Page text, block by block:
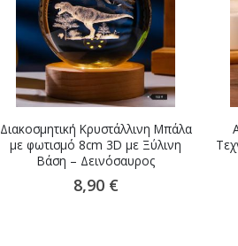
Διακοσμητική Κρυστάλλινη Μπάλα
με φωτισμό 8cm 3D με Ξύλινη
Βάση – Δεινόσαυρος
8,90 €